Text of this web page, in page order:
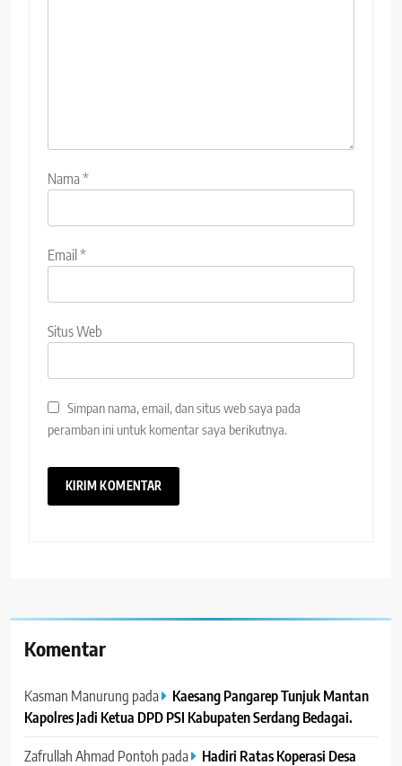
Nama*
Email*
Situs Web
Simpan nama, email, dan situs web saya pada
peramban ini untuk komentar saya berikutnya.
Komentar
Kasman Manurung pada
Kaesang Pangarep Tunjuk Mantan
Kapolres Jadi Ketua DPD PSI Kabupaten Serdang Bedagai. ‎ ‎
Zafrullah Ahmad Pontoh pada
Hadiri Ratas Koperasi Desa